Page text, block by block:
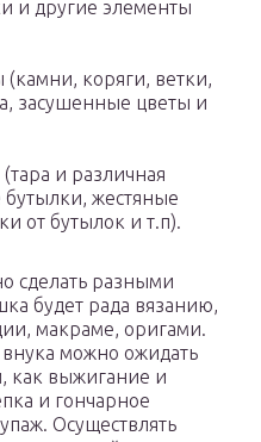
и другие элементы
коряги, ветки,
засушенные цветы и
и различная
бутылки, жестяные
от бутылок и т.п).
сделать разными
будет рада вязанию,
макраме, оригами.
можно ожидать
как выжигание и
и гончарное
Осуществлять